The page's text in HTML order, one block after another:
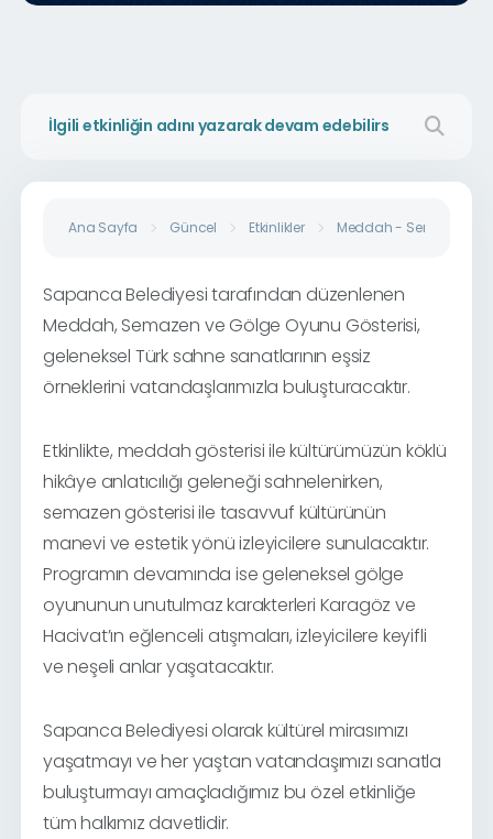
Ana Sayfa Güncel Etkinlikler Meddah - Semazen
Sapanca Belediyesi tarafından düzenlenen
Meddah, Semazen ve Gölge Oyunu Gösterisi,
geleneksel Türk sahne sanatlarının eşsiz
örneklerini vatandaşlarımızla buluşturacaktır.
Etkinlikte, meddah gösterisi ile kültürümüzün köklü
hikâye anlatıcılığı geleneği sahnelenirken,
semazen gösterisi ile tasavvuf kültürünün
manevi ve estetik yönü izleyicilere sunulacaktır.
Programın devamında ise geleneksel gölge
oyununun unutulmaz karakterleri Karagöz ve
Hacivat’ın eğlenceli atışmaları, izleyicilere keyifli
ve neşeli anlar yaşatacaktır.
Sapanca Belediyesi olarak kültürel mirasımızı
yaşatmayı ve her yaştan vatandaşımızı sanatla
buluşturmayı amaçladığımız bu özel etkinliğe
tüm halkımız davetlidir.